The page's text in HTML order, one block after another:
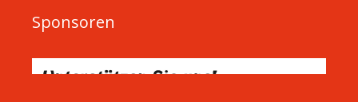
Sponsoren